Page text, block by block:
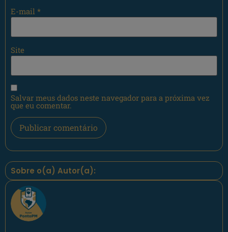
E-mail *
Site
Salvar meus dados neste navegador para a próxima vez
que eu comentar.
Sobre o(a) Autor(a):